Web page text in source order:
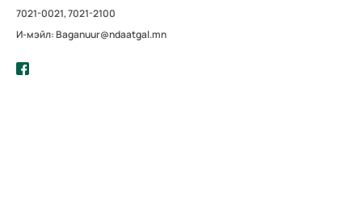
7021-0021, 7021-2100
И-мэйл: Baganuur@ndaatgal.mn